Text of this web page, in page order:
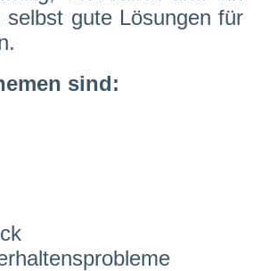
selbst gute Lösungen für
sind: